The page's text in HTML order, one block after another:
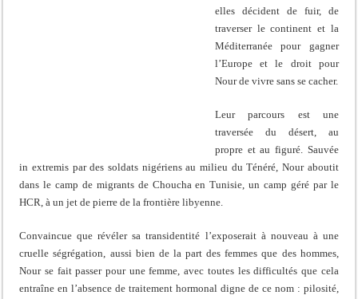
elles décident de fuir, de
traverser le continent et la
Méditerranée pour gagner
l’Europe et le droit pour
Nour de vivre sans se cacher.
Leur parcours est une
traversée du désert, au
propre et au figuré. Sauvée
in extremis par des soldats nigériens au milieu du Ténéré, Nour aboutit
dans le camp de migrants de Choucha en Tunisie, un camp géré par le
HCR, à un jet de pierre de la frontière libyenne.
Convaincue que révéler sa transidentité l’exposerait à nouveau à une
cruelle ségrégation, aussi bien de la part des femmes que des hommes,
Nour se fait passer pour une femme, avec toutes les difficultés que cela
entraîne en l’absence de traitement hormonal digne de ce nom : pilosité,